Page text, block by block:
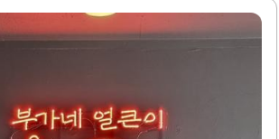
담백한 맛으로 인기를 끌고 있습니다. 식
따뜻한 분위기로, 친절한 서비스가 돋보
신료를 사용한 요리는 독특한 맛을 선사하
다레스토랑은 제주에서 중동 음식을 경
게 최적의 장소입니다. 식사는 물론, 다양